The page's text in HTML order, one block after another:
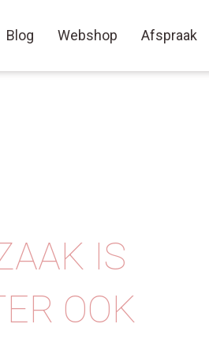
Blog Webshop Afspraak
IS
OOK